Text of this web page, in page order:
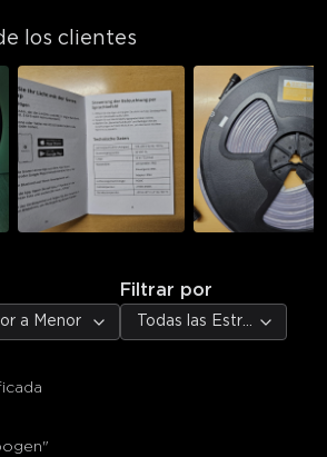
los clientes
a Menor
Filtrar por
Todas las Estrellas